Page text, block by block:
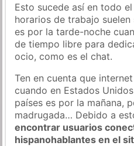
Esto sucede así en todo
horarios de trabajo
es por la tarde-noche
de tiempo libre para
ocio, como es el chat.
Ten en cuenta que
cuando en Estados
países es por la mañana,
madrugada… Debido a
encontrar usuarios
hispanohablantes en el